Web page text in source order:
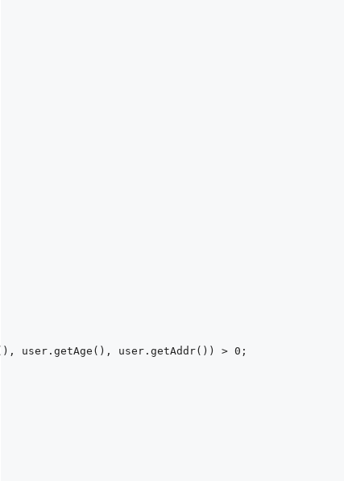
user.getAge(), user.getAddr()) > 0;